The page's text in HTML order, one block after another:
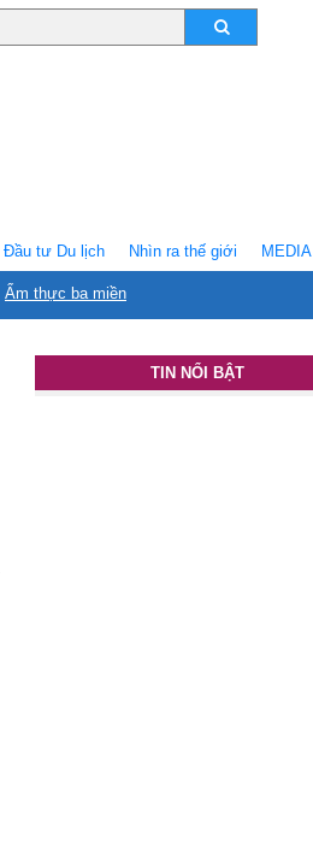
Ẩm thực ba miền
Ðầu tư Du lịch Nhìn ra thế giới MEDIA
TIN NỔI BẬT